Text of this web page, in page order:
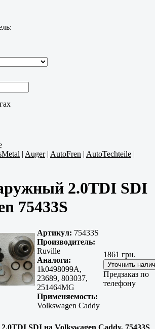
| Auger| AutoFren | AutoTechteile |
2.0TDI SDI
75433S
Артикул: 75433S
Производитель:
Ruville
Аналоги:
1k0498099A,
23689, 803037,
251464MG
Применяемость:
Volkswagen Caddy
1861 грн.
Предзаказ по
телефону
SDI на Volkswagen Caddy, 75433S